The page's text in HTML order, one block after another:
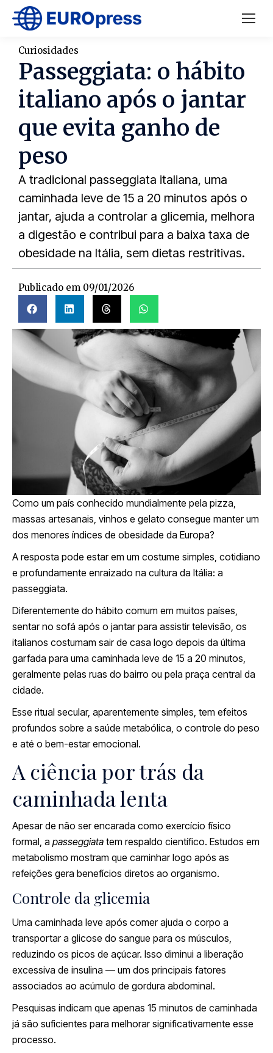
Curiosidades
Passeggiata: o hábito
italiano após o jantar
que evita ganho de
peso
A tradicional passeggiata italiana, uma
caminhada leve de 15 a 20 minutos após o
jantar, ajuda a controlar a glicemia, melhora
a digestão e contribui para a baixa taxa de
obesidade na Itália, sem dietas restritivas.
Publicado em 09/01/2026
Como um país conhecido mundialmente pela pizza,
massas artesanais, vinhos e gelato consegue manter um
dos menores índices de obesidade da Europa?
A resposta pode estar em um costume simples, cotidiano
e profundamente enraizado na cultura da Itália: a
passeggiata.
Diferentemente do hábito comum em muitos países,
sentar no sofá após o jantar para assistir televisão, os
italianos costumam sair de casa logo depois da última
garfada para uma caminhada leve de 15 a 20 minutos,
geralmente pelas ruas do bairro ou pela praça central da
cidade.
Esse ritual secular, aparentemente simples, tem efeitos
profundos sobre a saúde metabólica, o controle do peso
e até o bem-estar emocional.
A ciência por trás da
caminhada lenta
Apesar de não ser encarada como exercício físico
formal, a passeggiata tem respaldo científico. Estudos em
metabolismo mostram que caminhar logo após as
refeições gera benefícios diretos ao organismo.
Controle da glicemia
Uma caminhada leve após comer ajuda o corpo a
transportar a glicose do sangue para os músculos,
reduzindo os picos de açúcar. Isso diminui a liberação
excessiva de insulina — um dos principais fatores
associados ao acúmulo de gordura abdominal.
Pesquisas indicam que apenas 15 minutos de caminhada
já são suficientes para melhorar significativamente esse
processo.